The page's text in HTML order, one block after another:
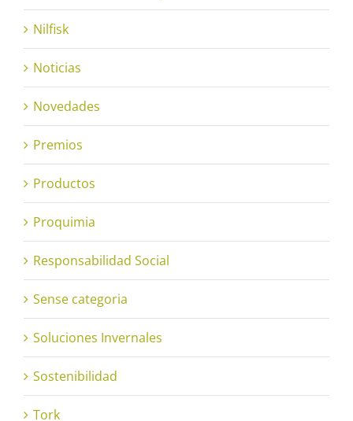
Nilfisk
Noticias
Novedades
Premios
Productos
Proquimia
Responsabilidad Social
Sense categoria
Soluciones Invernales
Sostenibilidad
Tork